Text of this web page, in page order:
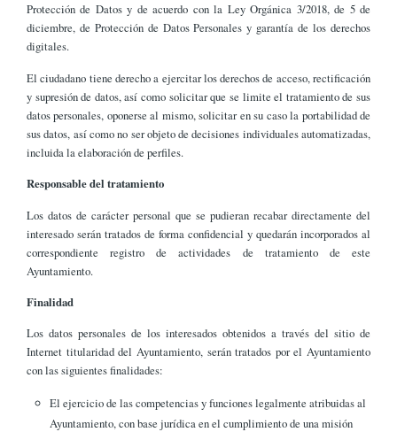
Protección de Datos y de acuerdo con la Ley Orgánica 3/2018, de 5 de
diciembre, de Protección de Datos Personales y garantía de los derechos
digitales.
El ciudadano tiene derecho a ejercitar los derechos de acceso, rectificación
y supresión de datos, así como solicitar que se limite el tratamiento de sus
datos personales, oponerse al mismo, solicitar en su caso la portabilidad de
sus datos, así como no ser objeto de decisiones individuales automatizadas,
incluida la elaboración de perfiles.
Responsable del tratamiento
Los datos de carácter personal que se pudieran recabar directamente del
interesado serán tratados de forma confidencial y quedarán incorporados al
correspondiente registro de actividades de tratamiento de este
Ayuntamiento.
Finalidad
Los datos personales de los interesados obtenidos a través del sitio de
Internet titularidad del Ayuntamiento, serán tratados por el Ayuntamiento
con las siguientes finalidades:
El ejercicio de las competencias y funciones legalmente atribuidas al
Ayuntamiento, con base jurídica en el cumplimiento de una misión